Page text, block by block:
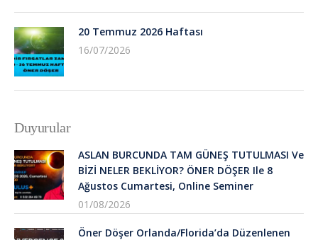
20 Temmuz 2026 Haftası
16/07/2026
Duyurular
ASLAN BURCUNDA TAM GÜNEŞ TUTULMASI Ve
BİZİ NELER BEKLİYOR? ÖNER DÖŞER Ile 8
Ağustos Cumartesi, Online Seminer
01/08/2026
Öner Döşer Orlanda/Florida’da Düzenlenen